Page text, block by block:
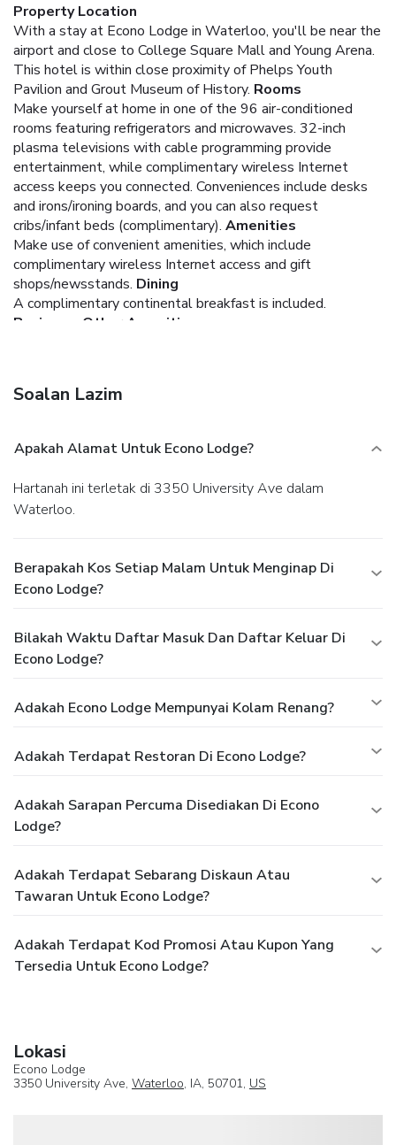
Property Location
With a stay at Econo Lodge in Waterloo, you'll be near the
airport and close to College Square Mall and Young Arena.
This hotel is within close proximity of Phelps Youth
Pavilion and Grout Museum of History. Rooms
Make yourself at home in one of the 96 air-conditioned
rooms featuring refrigerators and microwaves. 32-inch
plasma televisions with cable programming provide
entertainment, while complimentary wireless Internet
access keeps you connected. Conveniences include desks
and irons/ironing boards, and you can also request
cribs/infant beds (complimentary). Amenities
Make use of convenient amenities, which include
complimentary wireless Internet access and gift
shops/newsstands. Dining
A complimentary continental breakfast is included.
Business, Other Amenities
Soalan Lazim
Apakah Alamat Untuk Econo Lodge?
Hartanah ini terletak di 3350 University Ave dalam
Waterloo.
Berapakah Kos Setiap Malam Untuk Menginap Di
Econo Lodge?
Bilakah Waktu Daftar Masuk Dan Daftar Keluar Di
Econo Lodge?
Adakah Econo Lodge Mempunyai Kolam Renang?
Adakah Terdapat Restoran Di Econo Lodge?
Adakah Sarapan Percuma Disediakan Di Econo
Lodge?
Adakah Terdapat Sebarang Diskaun Atau
Tawaran Untuk Econo Lodge?
Adakah Terdapat Kod Promosi Atau Kupon Yang
Tersedia Untuk Econo Lodge?
Lokasi
Econo Lodge
3350 University Ave, Waterloo, IA, 50701, US